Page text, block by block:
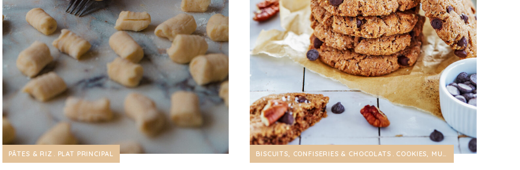
PÂTES & RIZ PLAT PRINCIPAL BISCUITS, CONFISERIES & CHOCOLATS COOKIES, MUFFINS & CO